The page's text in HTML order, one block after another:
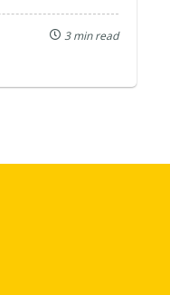
3 min read